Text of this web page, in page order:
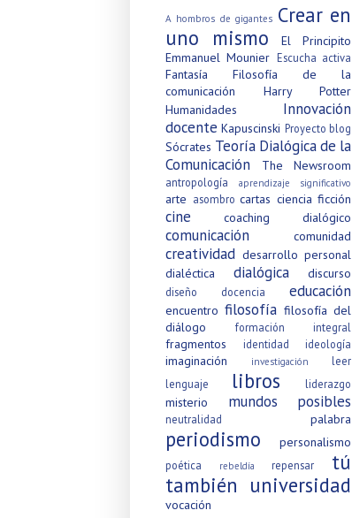
A hombros de gigantes Crear en
uno mismo
El Principito
Emmanuel Mounier Escucha activa
Fantasía
Filosofía de la
comunicación
Harry Potter
Humanidades
Innovación
docente Kapuscinski Proyecto blog
Sócrates Teoría Dialógica de la
Comunicación
The Newsroom
antropología aprendizaje significativo
arte asombro cartas ciencia ficción
cine coaching dialógico
comunicación comunidad
creatividad desarrollo personal
dialéctica
dialógica discurso
diseño docencia educación
encuentro filosofía filosofía del
diálogo
formación integral
fragmentos identidad ideología
imaginación investigación
leer
lenguaje
libros liderazgo
misterio mundos posibles
neutralidad palabra
periodismo personalismo
poética rebeldía repensar
tú
también universidad
vocación